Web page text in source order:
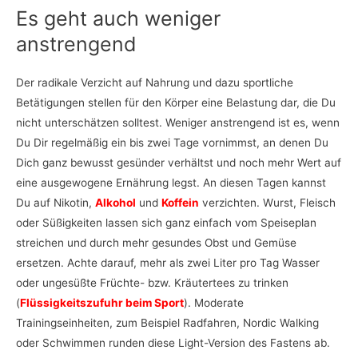
Es geht auch weniger
anstrengend
Der radikale Verzicht auf Nahrung und dazu sportliche
Betätigungen stellen für den Körper eine Belastung dar, die Du
nicht unterschätzen solltest. Weniger anstrengend ist es, wenn
Du Dir regelmäßig ein bis zwei Tage vornimmst, an denen Du
Dich ganz bewusst gesünder verhältst und noch mehr Wert auf
eine ausgewogene Ernährung legst. An diesen Tagen kannst
Du auf Nikotin, Alkohol und Koffein verzichten. Wurst, Fleisch
oder Süßigkeiten lassen sich ganz einfach vom Speiseplan
streichen und durch mehr gesundes Obst und Gemüse
ersetzen. Achte darauf, mehr als zwei Liter pro Tag Wasser
oder ungesüßte Früchte- bzw. Kräutertees zu trinken
(Flüssigkeitszufuhr beim Sport). Moderate
Trainingseinheiten, zum Beispiel Radfahren, Nordic Walking
oder Schwimmen runden diese Light-Version des Fastens ab.